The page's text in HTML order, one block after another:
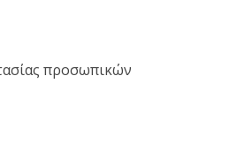
προσωπικών